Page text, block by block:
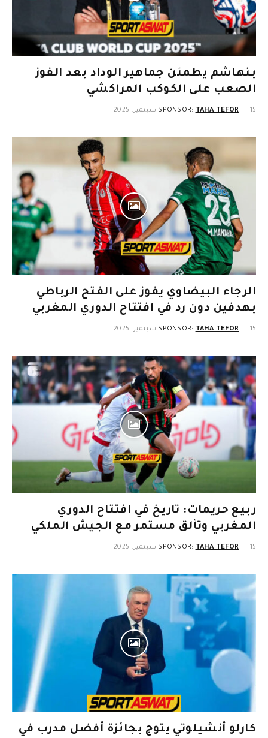
بنهاشم يطمئن جماهير الوداد بعد الفوز
الصعب على الكوكب المراكشي
SPONSOR: TAHA TEFOR 15 سبتمبر، 2025
الرجاء البيضاوي يفوز على الفتح الرباطي
بهدفين دون رد في افتتاح الدوري المغربي
SPONSOR: TAHA TEFOR 15 سبتمبر، 2025
ربيع حريمات: تاريخ في افتتاح الدوري
المغربي وتألق مستمر مع الجيش الملكي
SPONSOR: TAHA TEFOR 15 سبتمبر، 2025
كارلو أنشيلوتي يتوج بجائزة أفضل مدرب في